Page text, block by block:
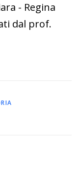
- Regina
dal prof.